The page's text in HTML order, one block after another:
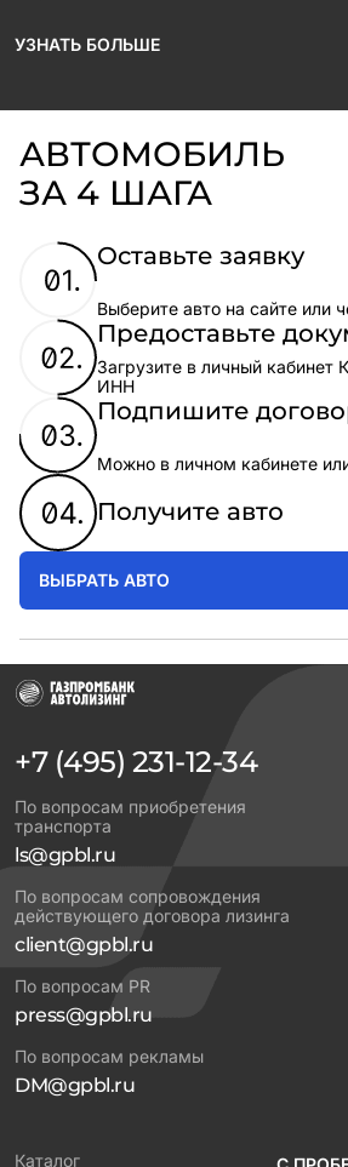
УЗНАТЬ БОЛЬШЕ
АВТОМОБИЛЬ
ЗА 4 ШАГА
Оставьте заявку
Выберите авто на сайте или
Предоставьте
Загрузите в личный кабинет
ИНН
Подпишите
Можно в личном кабинете
Получите авто
ВЫБРАТЬ АВТО
+7 (495) 231-12-34
По вопросам приобретения
транспорта
ls@gpbl.ru
По вопросам сопровождения
действующего договора лизинга
client@gpbl.ru
По вопросам PR
press@gpbl.ru
По вопросам рекламы
DM@gpbl.ru
Каталог